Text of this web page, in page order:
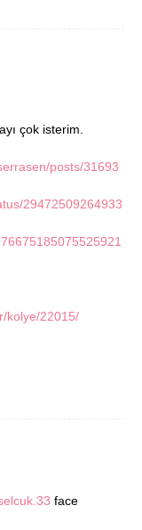
çok isterim.
posts/31693
29472509264933
kolye/22015/
face